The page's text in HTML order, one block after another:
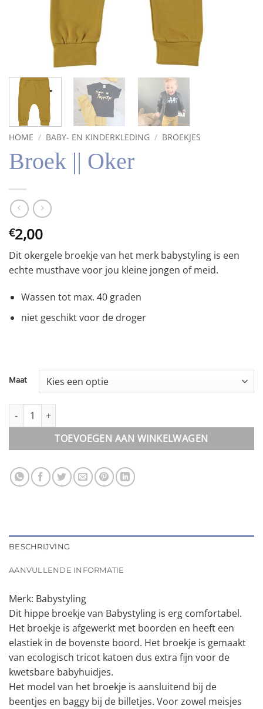
HOME / BABY- EN KINDERKLEDING / BROEKJES
Broek || Oker
€2,00
Dit okergele broekje van het merk babystyling is een
echte musthave voor jou kleine jongen of meid.
Wassen tot max. 40 graden
niet geschikt voor de droger
Maat
Broek || Oker aantal
TOEVOEGEN AAN WINKELWAGEN
BESCHRIJVING
AANVULLENDE INFORMATIE
Merk: Babystyling
Dit hippe broekje van Babystyling is erg comfortabel.
Het broekje is afgewerkt met boorden en heeft een
elastiek in de bovenste boord. Het broekje is gemaakt
van ecologisch tricot katoen dus extra fijn voor de
kwetsbare babyhuidjes.
Het model van het broekje is aansluitend bij de
beentjes en baggy bij de billetjes. Voor zowel meisjes